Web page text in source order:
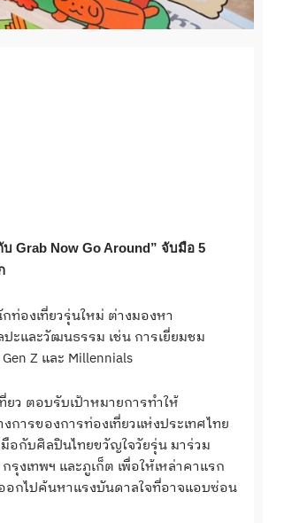
Grab Now Go Around” จับมือ 5
องเที่ยวรุ่นใหม่ ต่างมองหา
และวัฒนธรรม เช่น การเยี่ยมชม
Z และ Millennials
ยว ตอบรับเป้าหมายการทำให้
การของการท่องเที่ยวแห่งประเทศไทย
มือกับศิลปินไทยขวัญใจวัยรุ่น มาร่วม
งเทพฯ และภูเก็ต เพื่อให้เหล่าคาแรก
กไปค้นหาแรงบันดาลใจที่อาจแอบซ่อน